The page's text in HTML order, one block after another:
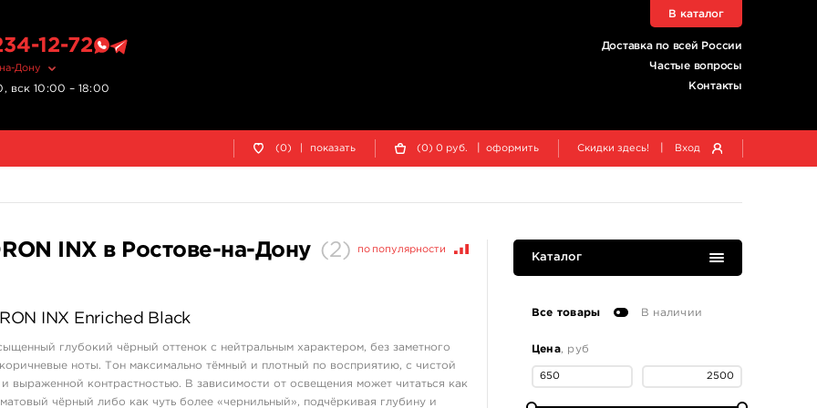
12-72
Дону
вск 10:00 – 18:00
Доставка по всей России
Частые вопросы
Контакты
В каталог
(0) показать (0) 0 руб. оформить Скидки здесь! Вход
по популярности
INX в Ростове-на-Дону (2)
INX Enriched Black
глубокий чёрный оттенок с нейтральным характером, без заметного
ноты. Тон максимально тёмный и плотный по восприятию, с чистой
выраженной контрастностью. В зависимости от освещения может читаться как
чёрный либо как чуть более «чернильный», подчёркивая глубину и
Каталог
Все товары В наличии
Цена, руб